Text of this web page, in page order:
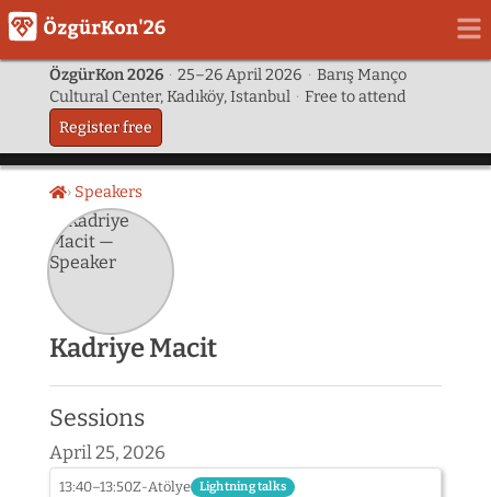
ÖzgürKon 2026 · 25–26 April 2026 · Barış Manço
Cultural Center, Kadıköy, Istanbul · Free to attend
Register free
HomeSpeakers
Kadriye Macit
Sessions
April 25, 2026
13:40–13:50Z-Atölye Lightning talks